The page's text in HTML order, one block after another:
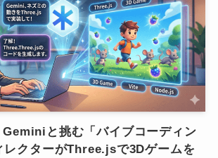
と挑む「バイブコーディン
レクターがThree.jsで3Dゲームを